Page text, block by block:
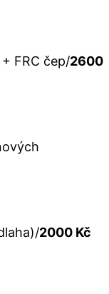
FRC čep/2600
2000 Kč